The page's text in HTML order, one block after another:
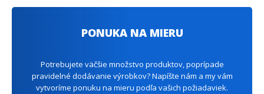
PONUKA NA MIERU
Potrebujete väčšie množstvo produktov, poprípade
pravidelné dodávanie výrobkov? Napíšte nám a my vám
vytvoríme ponuku na mieru podľa vašich požiadaviek.